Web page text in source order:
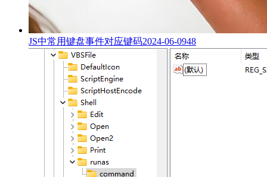
JS中常用键盘事件对应键码2024-06-0948